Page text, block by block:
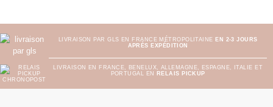
LIVRAISON PAR GLS EN FRANCE MÉTROPOLITAINE EN 2-3 JOURS
APRÈS EXPÉDITION
LIVRAISON EN FRANCE, BENELUX, ALLEMAGNE, ESPAGNE, ITALIE ET
PORTUGAL EN
RELAIS PICKUP